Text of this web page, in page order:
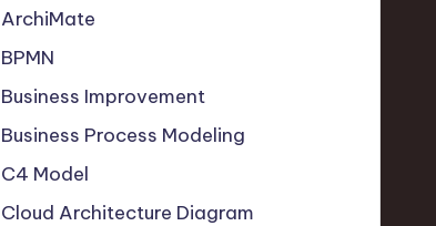
ArchiMate
BPMN
Business Improvement
Business Process Modeling
C4 Model
Cloud Architecture Diagram